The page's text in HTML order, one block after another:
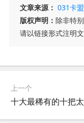
文章来源： 031卡盟
版权声明： 除非特
请以链接形式注明文
上一个